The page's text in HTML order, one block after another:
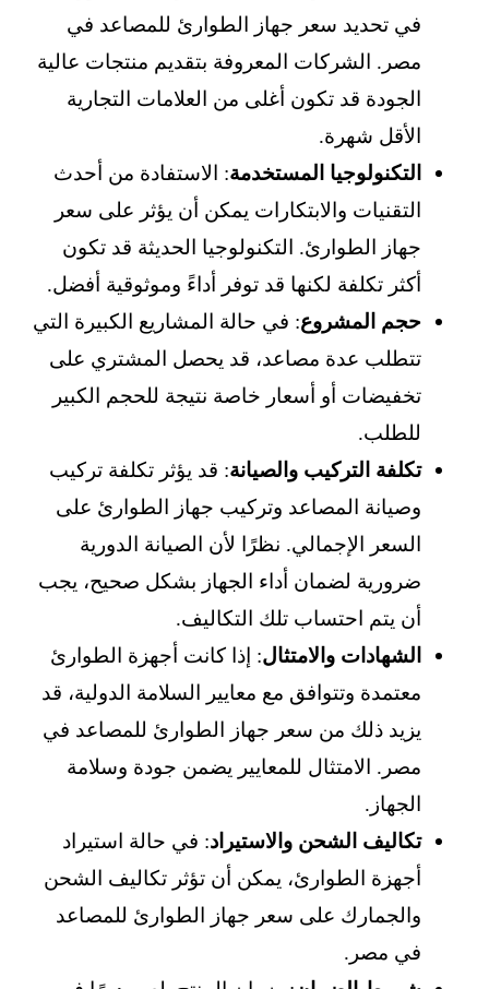
في تحديد سعر جهاز الطوارئ للمصاعد في
مصر. الشركات المعروفة بتقديم منتجات عالية
الجودة قد تكون أغلى من العلامات التجارية
الأقل شهرة.
التكنولوجيا المستخدمة: الاستفادة من أحدث
التقنيات والابتكارات يمكن أن يؤثر على سعر
جهاز الطوارئ. التكنولوجيا الحديثة قد تكون
أكثر تكلفة لكنها قد توفر أداءً وموثوقية أفضل.
حجم المشروع: في حالة المشاريع الكبيرة التي
تتطلب عدة مصاعد، قد يحصل المشتري على
تخفيضات أو أسعار خاصة نتيجة للحجم الكبير
للطلب.
تكلفة التركيب والصيانة: قد يؤثر تكلفة تركيب
وصيانة المصاعد وتركيب جهاز الطوارئ على
السعر الإجمالي. نظرًا لأن الصيانة الدورية
ضرورية لضمان أداء الجهاز بشكل صحيح، يجب
أن يتم احتساب تلك التكاليف.
الشهادات والامتثال: إذا كانت أجهزة الطوارئ
معتمدة وتتوافق مع معايير السلامة الدولية، قد
يزيد ذلك من سعر جهاز الطوارئ للمصاعد في
مصر. الامتثال للمعايير يضمن جودة وسلامة
الجهاز.
تكاليف الشحن والاستيراد: في حالة استيراد
أجهزة الطوارئ، يمكن أن تؤثر تكاليف الشحن
والجمارك على سعر جهاز الطوارئ للمصاعد
في مصر.